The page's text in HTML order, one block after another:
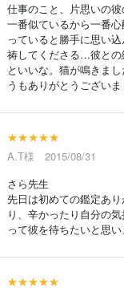
仕事のこと、片思いの
一番似ているから一番
っていると勝手に思い
祷してくださる…彼との
といいな。猫が鳴きま
うもありがとうございま
★★★★★
A.T様 2015/08/31
さら先生
先日は初めての鑑定あ
り、辛かったり自分の
って彼を待ちたいと思い
★★★★★